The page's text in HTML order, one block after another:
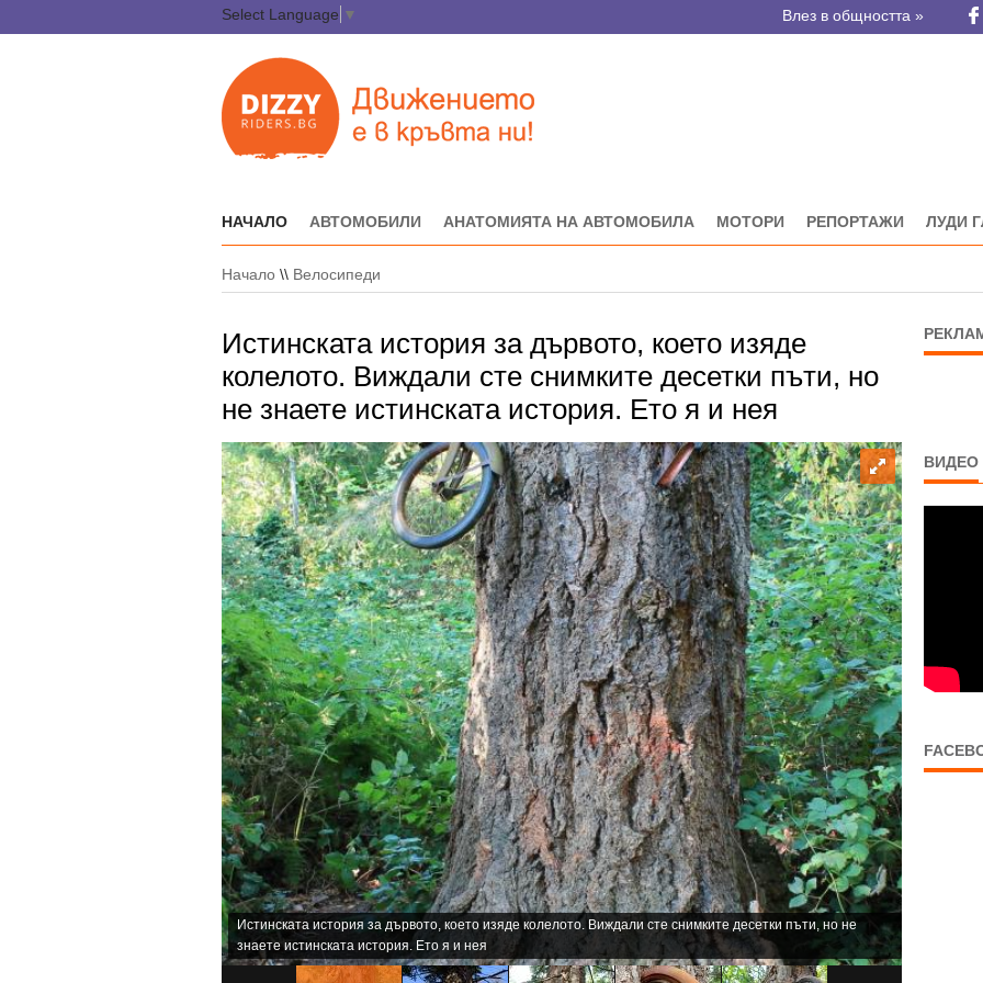
Select Language ▼ Влез в общността »
НАЧАЛО АВТОМОБИЛИ АНАТОМИЯТА НА АВТОМОБИЛА МОТОРИ РЕПОРТАЖИ ЛУДИ
Начало \\ Велосипеди
Истинската история за дървото, което изяде
колелото. Виждали сте снимките десетки пъти, но
не знаете истинската история. Ето я и нея
Истинската история за дървото, което изяде колелото. Виждали сте снимките десетки пъти, но не
знаете истинската история. Ето я и нея
ВИДЕО